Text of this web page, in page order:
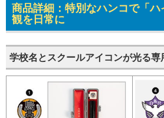
商品詳細：特別なハンコで「
観を日常に
学校名とスクールアイコンが光る専